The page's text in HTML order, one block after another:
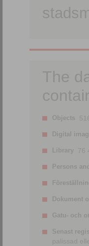
The
Objects
Digital
Library 76
Persons
Dokument
Gatu- och
Senast
palissad